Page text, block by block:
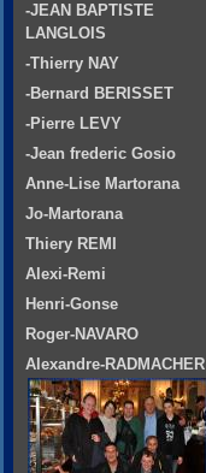
-JEAN BAPTISTE
LANGLOIS
-Thierry NAY
-Bernard BERISSET
-Pierre LEVY
-Jean frederic Gosio
Anne-Lise Martorana
Jo-Martorana
Thiery REMI
Alexi-Remi
Henri-Gonse
Roger-NAVARO
Alexandre-RADMACHER